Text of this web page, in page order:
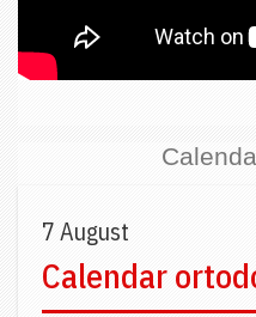
7 August
Calendar